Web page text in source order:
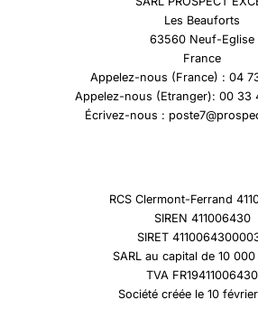
Les Beauforts
63560 Neuf-Eglise
France
Appelez-nous (France) : 04
Appelez-nous (Etranger): 00 33
Écrivez-nous :
RCS Clermont-Ferrand
SIREN 411006430
SIRET
SARL au capital de 10
TVA FR19411006430
Société créée le 10